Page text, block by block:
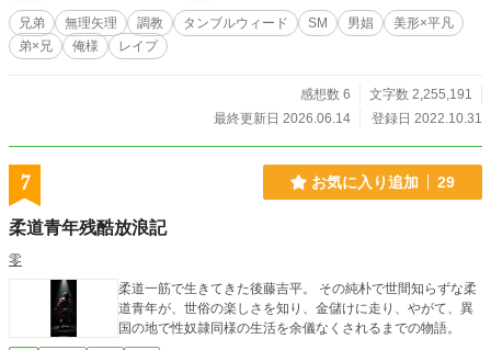
兄弟 無理矢理 調教 タンブルウィード SM 男娼
美形×平凡
弟×兄
俺様 レイプ
感想数 6
文字数 2,255,191
最終更新日 2026.06.14
登録日 2022.10.31
7 お気に入り追加 29
柔道青年残酷放浪記
零
柔道一筋で生きてきた後藤吉平。 その純朴で世間知らずな柔
道青年が、世俗の楽しさを知り、金儲けに走り、やがて、異
国の地で性奴隷同様の生活を余儀なくされるまでの物語。